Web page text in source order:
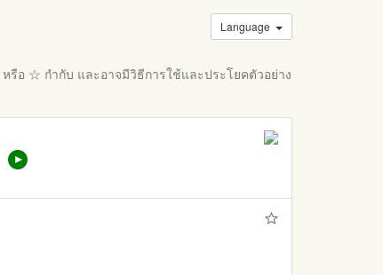
Language
อ ☆ กำกับ และอาจมีวิธีการใช้และประโยคตัวอย่าง